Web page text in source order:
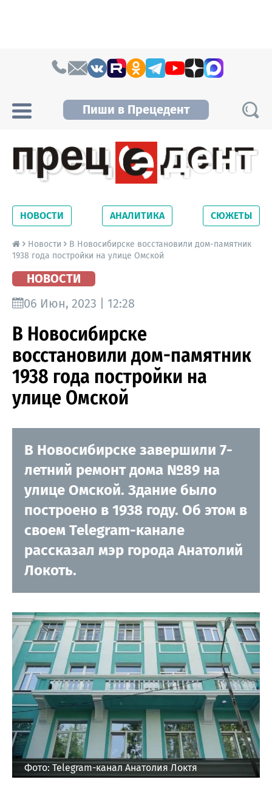
Пиши в Прецедент
Новосибирской области. Читайте свежие
новости на сайте сетевого издания
Precedent.
НОВОСТИ АНАЛИТИКА СЮЖЕТЫ
Новости
В Новосибирске восстановили дом-памятник
1938 года постройки на улице Омской
НОВОСТИ
06 Июн, 2023 | 12:28
В Новосибирске
восстановили дом-памятник
1938 года постройки на
улице Омской
В Новосибирске завершили 7-
летний ремонт дома №89 на
улице Омской. Здание было
построено в 1938 году. Об этом в
своем Telegram-канале
рассказал мэр города Анатолий
Локоть.
Фото: Telegram-канал Анатолия Локтя